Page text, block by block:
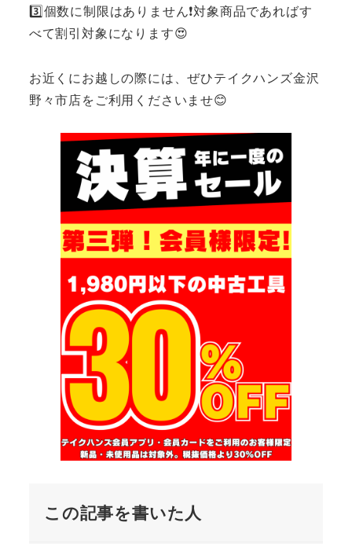
3️⃣個数に制限はありません❗対象商品であればす
べて割引対象になります😍
お近くにお越しの際には、ぜひテイクハンズ金沢
野々市店をご利用くださいませ😊
この記事を書いた人